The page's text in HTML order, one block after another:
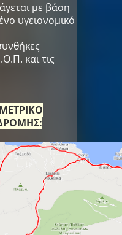
με βάση
υγειονομικό
και τις